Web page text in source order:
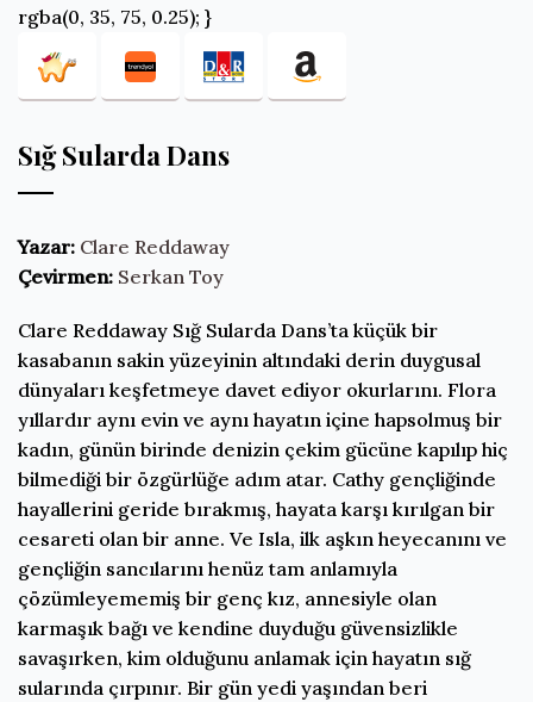
rgba(0, 35, 75, 0.25); }
Sığ Sularda Dans
Yazar: Clare Reddaway
Çevirmen: Serkan Toy
Clare Reddaway Sığ Sularda Dans’ta küçük bir
kasabanın sakin yüzeyinin altındaki derin duygusal
dünyaları keşfetmeye davet ediyor okurlarını. Flora
yıllardır aynı evin ve aynı hayatın içine hapsolmuş bir
kadın, günün birinde denizin çekim gücüne kapılıp hiç
bilmediği bir özgürlüğe adım atar. Cathy gençliğinde
hayallerini geride bırakmış, hayata karşı kırılgan bir
cesareti olan bir anne. Ve Isla, ilk aşkın heyecanını ve
gençliğin sancılarını henüz tam anlamıyla
çözümleyememiş bir genç kız, annesiyle olan
karmaşık bağı ve kendine duyduğu güvensizlikle
savaşırken, kim olduğunu anlamak için hayatın sığ
sularında çırpınır. Bir gün yedi yaşından beri